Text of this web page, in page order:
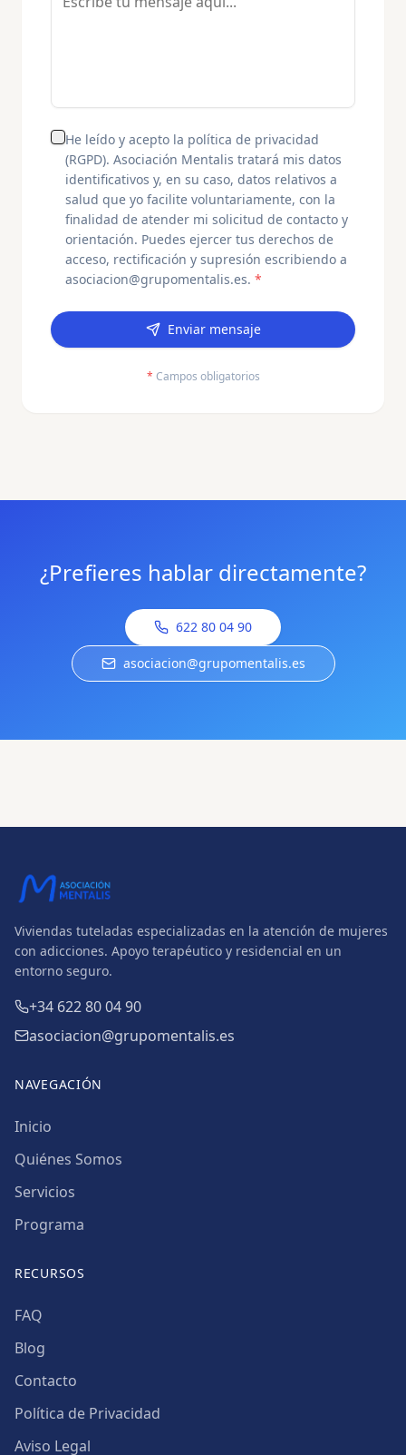
He leído y acepto la política de privacidad
(RGPD). Asociación Mentalis tratará mis datos
identificativos y, en su caso, datos relativos a
salud que yo facilite voluntariamente, con la
finalidad de atender mi solicitud de contacto y
orientación. Puedes ejercer tus derechos de
acceso, rectificación y supresión escribiendo a
asociacion@grupomentalis.es. *
Enviar mensaje
* Campos obligatorios
¿Prefieres hablar directamente?
622 80 04 90
asociacion@grupomentalis.es
Viviendas tuteladas especializadas en la atención de mujeres
con adicciones. Apoyo terapéutico y residencial en un
entorno seguro.
+34 622 80 04 90
asociacion@grupomentalis.es
NAVEGACIÓN
Inicio
Quiénes Somos
Servicios
Programa
RECURSOS
FAQ
Blog
Contacto
Política de Privacidad
Aviso Legal